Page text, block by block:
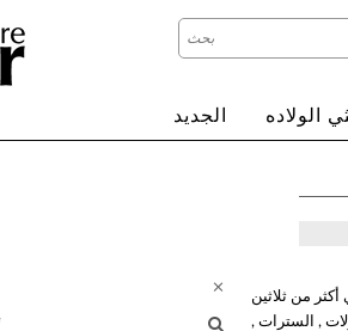
الجديد الولاده
من ثلاثين
, السترات ,